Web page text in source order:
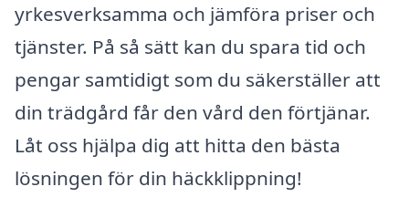
yrkesverksamma och jämföra priser och
tjänster. På så sätt kan du spara tid och
pengar samtidigt som du säkerställer att
din trädgård får den vård den förtjänar.
Låt oss hjälpa dig att hitta den bästa
lösningen för din häckklippning!